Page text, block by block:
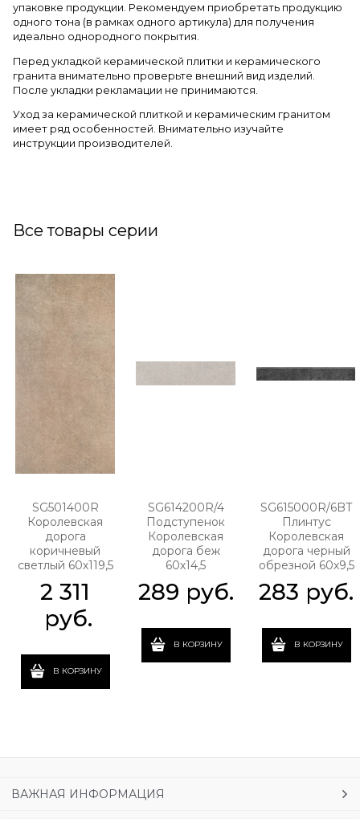
упаковке продукции. Рекомендуем приобретать продукцию
одного тона (в рамках одного артикула) для получения
идеально однородного покрытия.
Перед укладкой керамической плитки и керамического
гранита внимательно проверьте внешний вид изделий.
После укладки рекламации не принимаются.
Уход за керамической плиткой и керамическим гранитом
имеет ряд особенностей. Внимательно изучайте
инструкции производителей.
Все товары серии
SG501400R
Королевская
дорога
коричневый
светлый 60х119,5
2 311
руб.
В КОРЗИНУ
SG614200R/4
Подступенок
Королевская
дорога беж
60х14,5
289 руб.
В КОРЗИНУ
SG615000R/6BT
Плинтус
Королевская
дорога черный
обрезной 60х9,5
283 руб.
В КОРЗИНУ
ВАЖНАЯ ИНФОРМАЦИЯ